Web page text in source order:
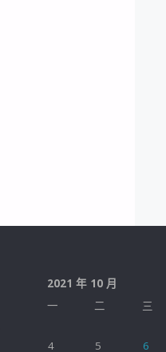
2021 年 10 月
一
二 三
4
5 6